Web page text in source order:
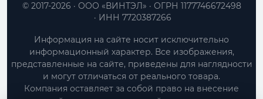
ООО «ВИНТЭЛ»
ОГРН 1177746672498
ИНН 7720387266
© 2017-2026
Информация на сайте носит исключительно
информационный характер. Все изображения,
представленные на сайте, приведены для наглядности
и могут отличаться от реального товара.
Компания оставляет за собой право на внесение